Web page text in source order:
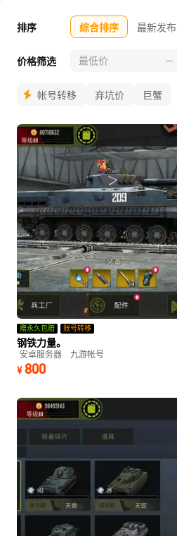
排序 综合排序 最新发布
价格筛选
帐号转移 弃坑价 巨蟹
赠永久包赔 账号转移
钢铁力量。
安卓服务器 九游帐号
¥ 800